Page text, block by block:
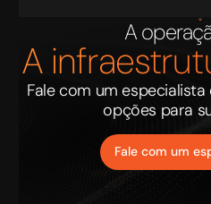
A
A
Fale com um
opções para
Fale com um